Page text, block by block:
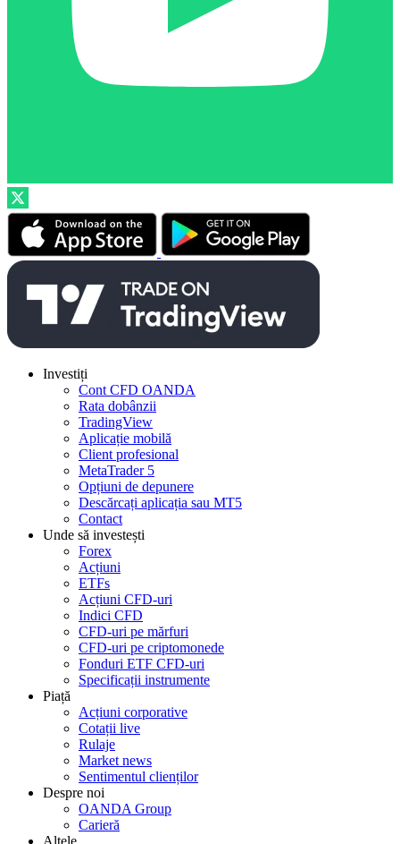
Investiți
Cont CFD OANDA
Rata dobânzii
TradingView
Aplicație mobilă
Client profesional
MetaTrader 5
Opțiuni de depunere
Descărcați aplicația sau MT5
Contact
Unde să investești
Forex
Acțiuni
ETFs
Acțiuni CFD-uri
Indici CFD
CFD-uri pe mărfuri
CFD-uri pe criptomonede
Fonduri ETF CFD-uri
Specificații instrumente
Piață
Acțiuni corporative
Cotații live
Rulaje
Market news
Sentimentul clienților
Despre noi
OANDA Group
Carieră